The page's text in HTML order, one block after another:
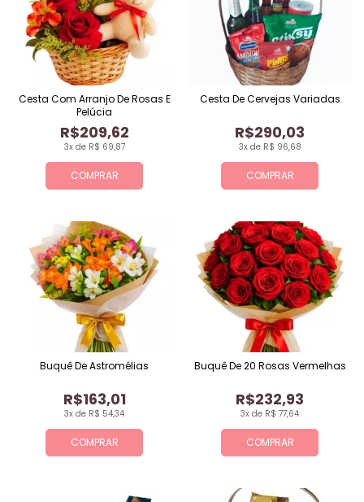
COMPRAR
3x de R$ 69,87
R$209,62
Cesta Com Arranjo De Rosas E
Pelúcia
COMPRAR
3x de R$ 96,68
R$290,03
Cesta De Cervejas Variadas
COMPRAR
3x de R$ 54,34
R$163,01
Buquê De Astromélias
COMPRAR
3x de R$ 77,64
R$232,93
Buquê De 20 Rosas Vermelhas